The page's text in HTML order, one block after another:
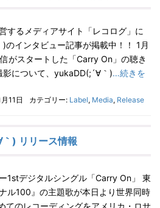
するメディアサイト「レコログ」に
のインタビュー記事が掲載中！！ 1月
がスタートした「Carry On」の聴き
影について、yukaDD(;´∀｀)…続きを
11日 カテゴリー: Label, Media, Release
) リリース情報
1stデジタルシングル「Carry On」 東
ル100』の主題歌が本日より世界同時